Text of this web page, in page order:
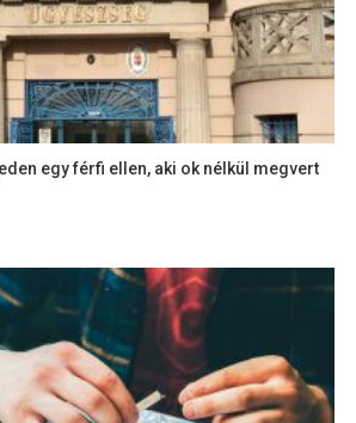
egy férfi ellen, aki ok nélkül megvert